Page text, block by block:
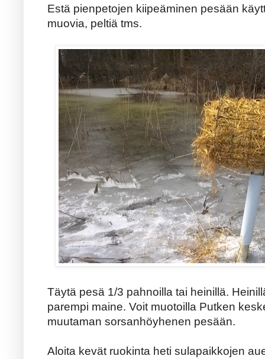
Estä pienpetojen kiipeäminen pesään
muovia, peltiä tms.
Täytä pesä 1/3 pahnoilla tai heinillä.
parempi maine. Voit muotoilla Putken
muutaman sorsanhöyhenen pesään.
Aloita kevät ruokinta heti sulapaikkojen